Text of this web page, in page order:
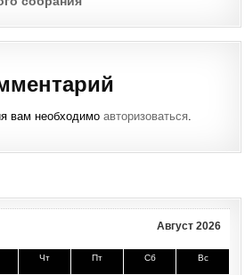
вам необходимоавторизоваться
Август 2026
Чт Пт Сб Вс